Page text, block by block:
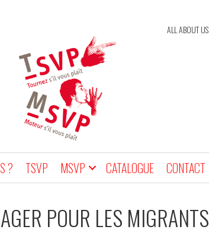
ALL ABOUT US
? TSVP MSVP CATALOGUE CONTACT
POUR LES MIGRANTS